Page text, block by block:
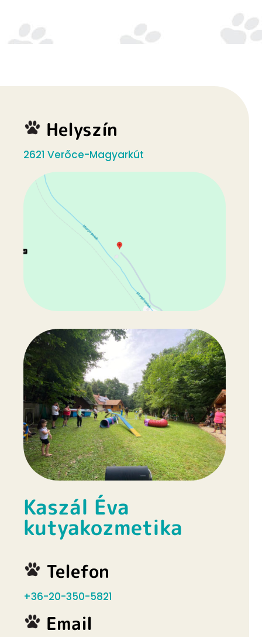
Helyszín
2621 Verőce-Magyarkút
Kaszál Éva
kutyakozmetika
Telefon
+36-20-350-5821
Email